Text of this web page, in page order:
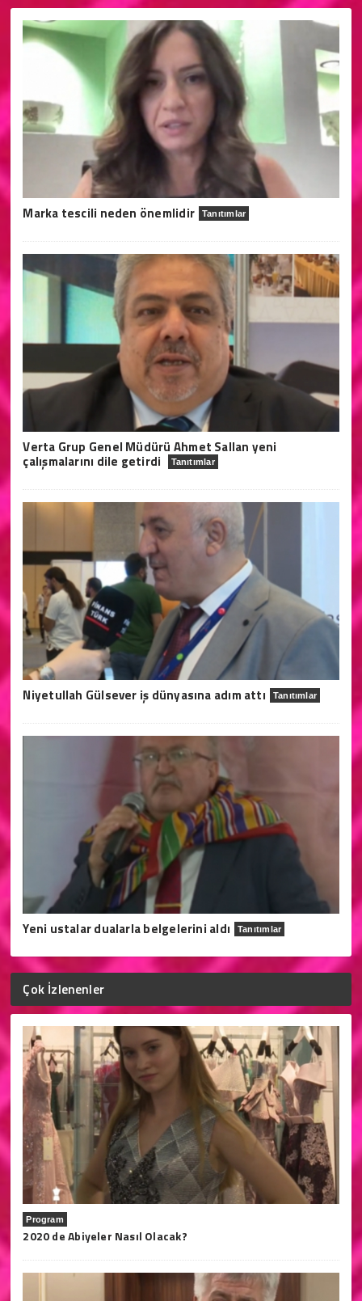
Marka tescili neden önemlidir Tanıtımlar
Verta Grup Genel Müdürü Ahmet Sallan yeni
çalışmalarını dile getirdi Tanıtımlar
Niyetullah Gülsever iş dünyasına adım attı Tanıtımlar
Yeni ustalar dualarla belgelerini aldı Tanıtımlar
Çok İzlenenler
Program
2020 de Abiyeler Nasıl Olacak?